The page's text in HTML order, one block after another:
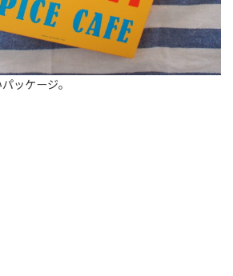
ッケージ。